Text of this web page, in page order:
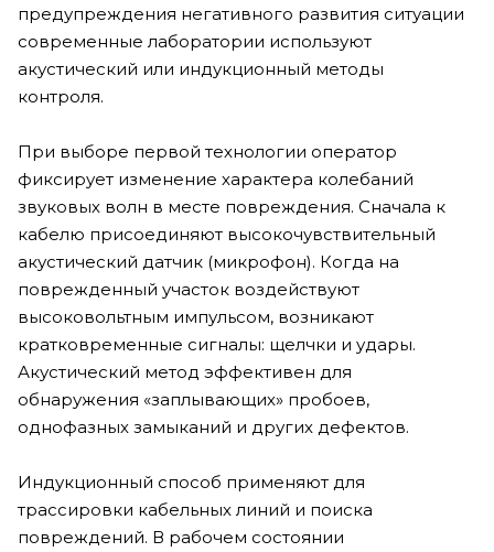
предупреждения негативного развития ситуации
современные лаборатории используют
акустический или индукционный методы
контроля.
При выборе первой технологии оператор
фиксирует изменение характера колебаний
звуковых волн в месте повреждения. Сначала к
кабелю присоединяют высокочувствительный
акустический датчик (микрофон). Когда на
поврежденный участок воздействуют
высоковольтным импульсом, возникают
кратковременные сигналы: щелчки и удары.
Акустический метод эффективен для
обнаружения «заплывающих» пробоев,
однофазных замыканий и других дефектов.
Индукционный способ применяют для
трассировки кабельных линий и поиска
повреждений. В рабочем состоянии